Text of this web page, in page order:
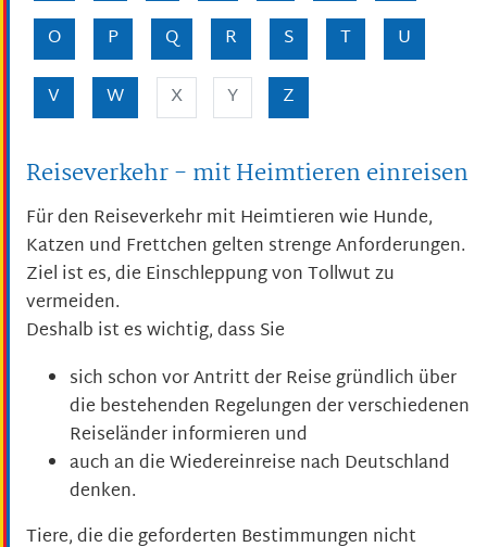
O
P Q R S T
U
V
W X Y Z
Reiseverkehr - mit Heimtieren einreisen
Für den Reiseverkehr mit Heimtieren wie Hunde,
Katzen und Frettchen gelten strenge Anforderungen.
Ziel ist es, die Einschleppung von Tollwut zu
vermeiden.
Deshalb ist es wichtig, dass Sie
sich schon vor Antritt der Reise gründlich über
die bestehenden Regelungen der verschiedenen
Reiseländer informieren und
auch an die Wiedereinreise nach Deutschland
denken.
Tiere, die die geforderten Bestimmungen nicht